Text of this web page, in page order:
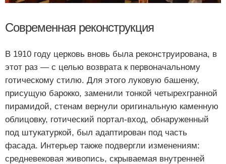
Современная реконструкция
В 1910 году церковь вновь была реконструирована, в
этот раз — с целью возврата к первоначальному
готическому стилю. Для этого луковую башенку,
присущую барокко, заменили тонкой четырехгранной
пирамидой, стенам вернули оригинальную каменную
облицовку, готический портал-вход, обнаруженный
под штукатуркой, был адаптирован под часть
фасада. Интерьер также подвергли изменениям:
средневековая живопись, скрываемая внутренней